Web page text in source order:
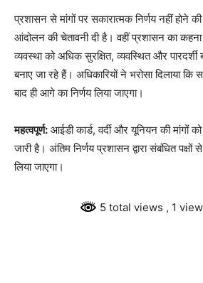
प्रशासन से मांगों पर सकारात्मक निर्णय नहीं होने
आंदोलन की चेतावनी दी है। वहीं प्रशासन का कहना
व्यवस्था को अधिक सुरक्षित, व्यवस्थित और
बनाए जा रहे हैं। अधिकारियों ने भरोसा दिलाया कि
बाद ही आगे का निर्णय लिया जाएगा।
महत्वपूर्ण: आईडी कार्ड, वर्दी और यूनियन की मांगों
जारी है। अंतिम निर्णय प्रशासन द्वारा संबंधित
लिया जाएगा।
5 total views , 1